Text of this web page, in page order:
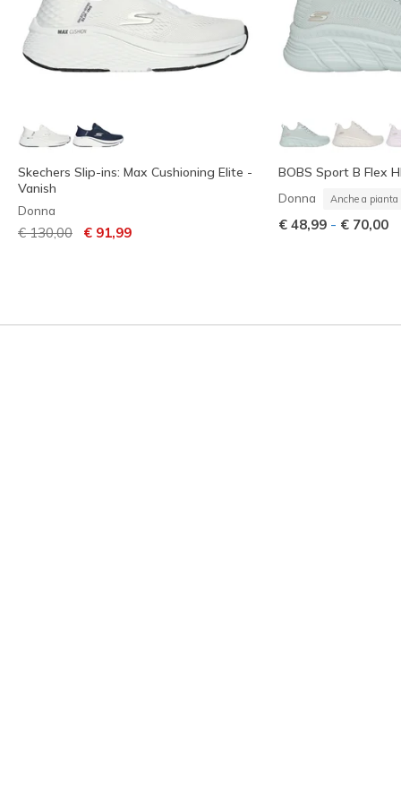
Skechers Slip-ins: Max Cushioning Elite -
Vanish
Donna
Prezzo ridotto da
€ 130,00 per
€ 91,99
BOBS Sport B Flex
Donna Anche a pianta
€ 48,99 - € 70,00